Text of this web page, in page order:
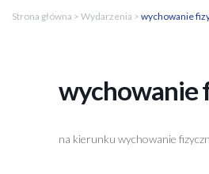
Strona główna > Wydarzenia > wychowanie
wychowanie
na kierunku wychowanie